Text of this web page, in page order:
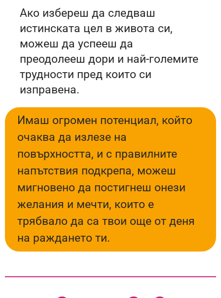
Ако избереш да следваш
истинската цел в живота си,
можеш да успееш да
преодолееш дори и най-големите
трудности пред които си
изправена.
Имаш огромен потенциал, който
очаква да излезе на
повърхността, и с правилните
напътствия подкрепа, можеш
мигновено да постигнеш онези
желания и мечти, които е
трябвало да са твои още от деня
на раждането ти.